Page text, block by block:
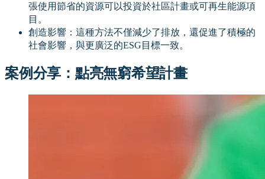
張使用節省的資源可以投資於社區計畫或可再生能源項
目。
創造影響：這種方法不僅減少了排放，還促進了積極的
社會影響，與更廣泛的ESG目標一致。
案例分享：點亮無窮希望計畫